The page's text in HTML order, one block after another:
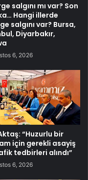
salgını mı var? Son
Hangi illerde
salgını var? Bursa,
Diyarbakır,
6, 2026
“Huzurlu bir
için gerekli asayiş
tedbirleri alındı”
6, 2026